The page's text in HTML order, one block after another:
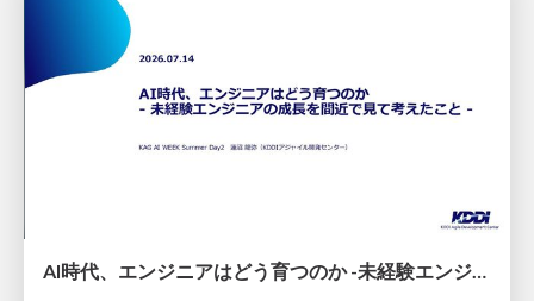
AI時代、エンジニアはどう育つのか -未経験エンジニアの成長を間近で見て考えたこと-